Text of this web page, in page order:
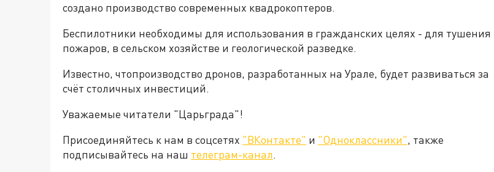
создано производство современных квадрокоптеров.
Беспилотники необходимы для использования в гражданских целях - для тушения
пожаров, в сельском хозяйстве и геологической разведке.
Известно, чтопроизводство дронов, разработанных на Урале, будет развиваться за
счёт столичных инвестиций.
Уважаемые читатели "Царьграда"!
Присоединяйтесь к нам в соцсетях "ВКонтакте" и "Одноклассники", также
подписывайтесь на наш телеграм-канал.